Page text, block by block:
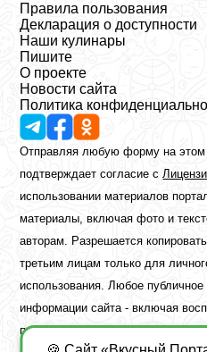
Правила пользования
Декларация о доступности
Наши кулинары
Пишите
О проекте
Новости сайта
Политика
Отправляя любую форму на этом
подтверждает согласие с
использовании материалов
материалы, включая фото и
авторам. Разрешается
третьим лицам только для
использования. Любое
информации сайта - включая
публикацию или обработку -